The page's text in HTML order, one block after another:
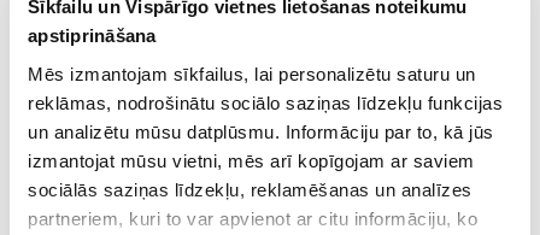
Sīkfailu un Vispārīgo vietnes lietošanas noteikumu
apstiprināšana
Mēs izmantojam sīkfailus, lai personalizētu saturu un
reklāmas, nodrošinātu sociālo saziņas līdzekļu funkcijas
un analizētu mūsu datplūsmu. Informāciju par to, kā jūs
izmantojat mūsu vietni, mēs arī kopīgojam ar saviem
sociālās saziņas līdzekļu, reklamēšanas un analīzes
partneriem, kuri to var apvienot ar citu informāciju, ko